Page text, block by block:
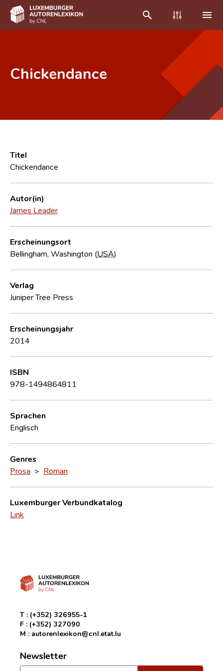
Häufige Fragen und Antworten
CNL
Forschungsgruppe
Kontakt
Chickendance
Titel
Chickendance
Autor(in)
James Leader
Erscheinungsort
Bellingham, Washington (USA)
Verlag
Juniper Tree Press
Erscheinungsjahr
2014
ISBN
978-1494864811
Sprachen
Englisch
Genres
Prosa > Roman
Luxemburger Verbundkatalog
Link
T : (+352) 326955-1
F : (+352) 327090
M : autorenlexikon@cnl.etat.lu
Newsletter